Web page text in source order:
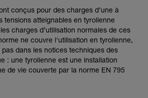
de la notice technique pour
ce complément
techniques nécessite une
un entraînement spécifique. Validez
votre capacité à refaire
seul, en toute sécurité, avant
conçus pour des charges d’une à
tensions atteignables en tyrolienne
charges d’utilisation normales de ces
ne couvre l'utilisation en tyrolienne,
dans les notices techniques des
: une tyrolienne est une installation
de vie couverte par la norme EN 795